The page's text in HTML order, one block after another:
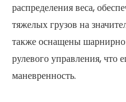
распределения веса,
тяжелых грузов на
также оснащены
рулевого управления,
маневренность.